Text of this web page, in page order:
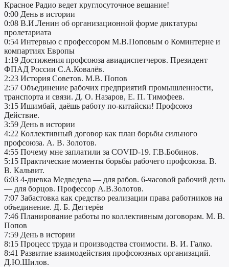
Красное Радио ведет круглосуточное вещание!
0:00 День в истории
0:08 В.И.Ленин об организационной форме диктатуры
пролетариата
0:54 Интервью c профессором М.В.Поповым о Коминтерне и
компартиях Европы
1:19 Достижения профсоюза авиадиспетчеров. Президент
ФПАД России С.А.Ковалёв.
2:23 История Советов. М.В. Попов
2:57 Объединение рабочих предприятий промышленности,
транспорта и связи. Д. О. Назаров, Е. П. Тимофеев.
3:15 Ишимбай, даёшь работу по-китайски! Профсоюз
Действие.
3:59 День в истории
4:22 Коллективный договор как план борьбы сильного
профсоюза. А. В. Золотов.
4:55 Почему мне заплатили за COVID-19. Г.В.Бобинов.
5:15 Практические моменты борьбы рабочего профсоюза. В.
В. Кальвит.
6:03 4-дневка Медведева — для рабов. 6-часовой рабочий день
— для борцов. Профессор А.В.Золотов.
7:07 Забастовка как средство реализации права работников на
объединение. Д. Б. Дегтерёв
7:46 Планирование работы по коллективным договорам. М. В.
Попов
7:59 День в истории
8:15 Процесс труда и производства стоимости. В. И. Галко.
8:41 Развитие взаимодействия профсоюзных организаций.
Д.Ю.Шилов.